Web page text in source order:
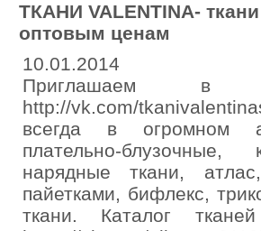
ТКАНИ VALENTINA-
оптовым ценам
10.01.2014
Приглашаем в
http://vk.com/
всегда в огромном
плательно-
нарядные ткани,
пайетками, бифлекс,
ткани. Каталог